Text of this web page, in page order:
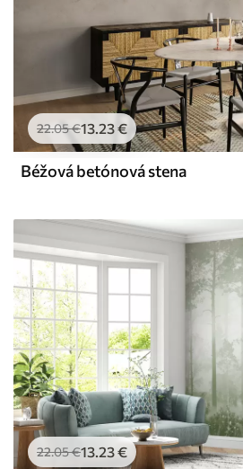
22.05€13 .23€
Béžová betónová stena
22.05€13 .23€